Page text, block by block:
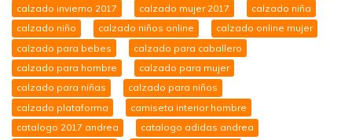
calzado invierno 2017
calzado mujer 2017
calzado niña
calzado niño
calzado niños online
calzado online mujer
calzado para bebes
calzado para caballero
calzado para hombre
calzado para mujer
calzado para niñas
calzado para niños
calzado plataforma
camiseta interior hombre
catalogo 2017 andrea
catalogo adidas andrea